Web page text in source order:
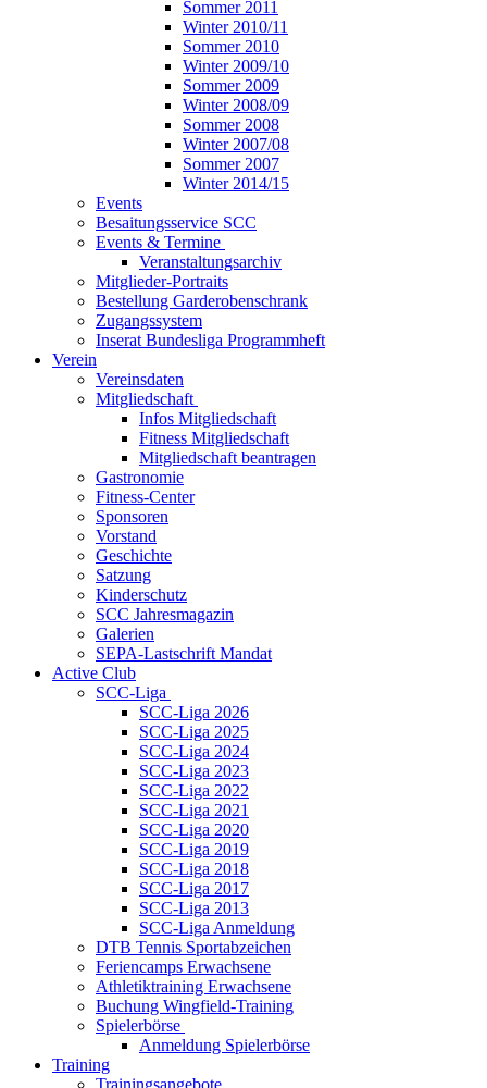
Sommer 2011
Winter 2010/11
Sommer 2010
Winter 2009/10
Sommer 2009
Winter 2008/09
Sommer 2008
Winter 2007/08
Sommer 2007
Winter 2014/15
Events
Besaitungsservice SCC
Events & Termine
Veranstaltungsarchiv
Mitglieder-Portraits
Bestellung Garderobenschrank
Zugangssystem
Inserat Bundesliga Programmheft
Verein
Vereinsdaten
Mitgliedschaft
Infos Mitgliedschaft
Fitness Mitgliedschaft
Mitgliedschaft beantragen
Gastronomie
Fitness-Center
Sponsoren
Vorstand
Geschichte
Satzung
Kinderschutz
SCC Jahresmagazin
Galerien
SEPA-Lastschrift Mandat
Active Club
SCC-Liga
SCC-Liga 2026
SCC-Liga 2025
SCC-Liga 2024
SCC-Liga 2023
SCC-Liga 2022
SCC-Liga 2021
SCC-Liga 2020
SCC-Liga 2019
SCC-Liga 2018
SCC-Liga 2017
SCC-Liga 2013
SCC-Liga Anmeldung
DTB Tennis Sportabzeichen
Feriencamps Erwachsene
Athletiktraining Erwachsene
Buchung Wingfield-Training
Spielerbörse
Anmeldung Spielerbörse
Training